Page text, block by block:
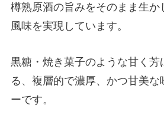
樽熟原酒の旨みをそのまま生か
風味を実現しています。
黒糖・焼き菓子のような甘く芳
る、複層的で濃厚、かつ甘美な
ーです。